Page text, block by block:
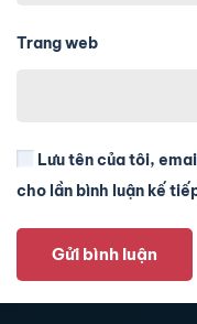
Trang web
Lưu tên của tôi,
cho lần bình luận kế
Gửi bình luận